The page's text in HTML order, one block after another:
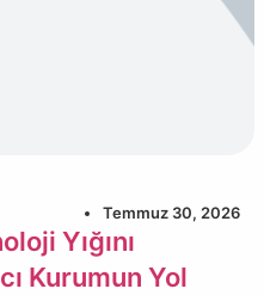
Temmuz 30, 2026
Yığını
Kurumun Yol